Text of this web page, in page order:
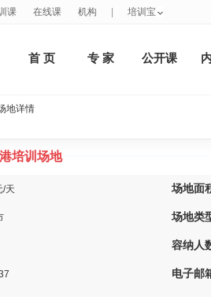
首 页 专 家 公开课
地详情
培训场地
/天 场地面
场地类
容纳人
电子邮
课 在线课 机构 培训宝